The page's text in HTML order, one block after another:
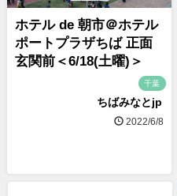
ホテル de 朝市＠ホテル
ポートプラザちば 正面
玄関前＜6/18(土曜)＞
千葉
ちばみなとjp
2022/6/8